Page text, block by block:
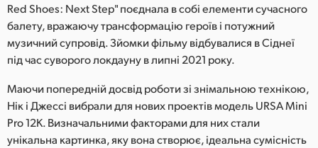
Ukraine
United States
Red Shoes: Next Step" поєднала в собі елементи сучасного
балету, вражаючу трансформацію героїв і потужний
музичний супровід. Зйомки фільму відбувалися в Сіднеї
під час суворого локдауну в липні 2021 року.
Маючи попередній досвід роботи зі знімальною технікою,
Нік і Джессі вибрали для нових проектів модель URSA Mini
Pro 12K. Визначальними факторами для них стали
унікальна картинка, яку вона створює, ідеальна сумісність